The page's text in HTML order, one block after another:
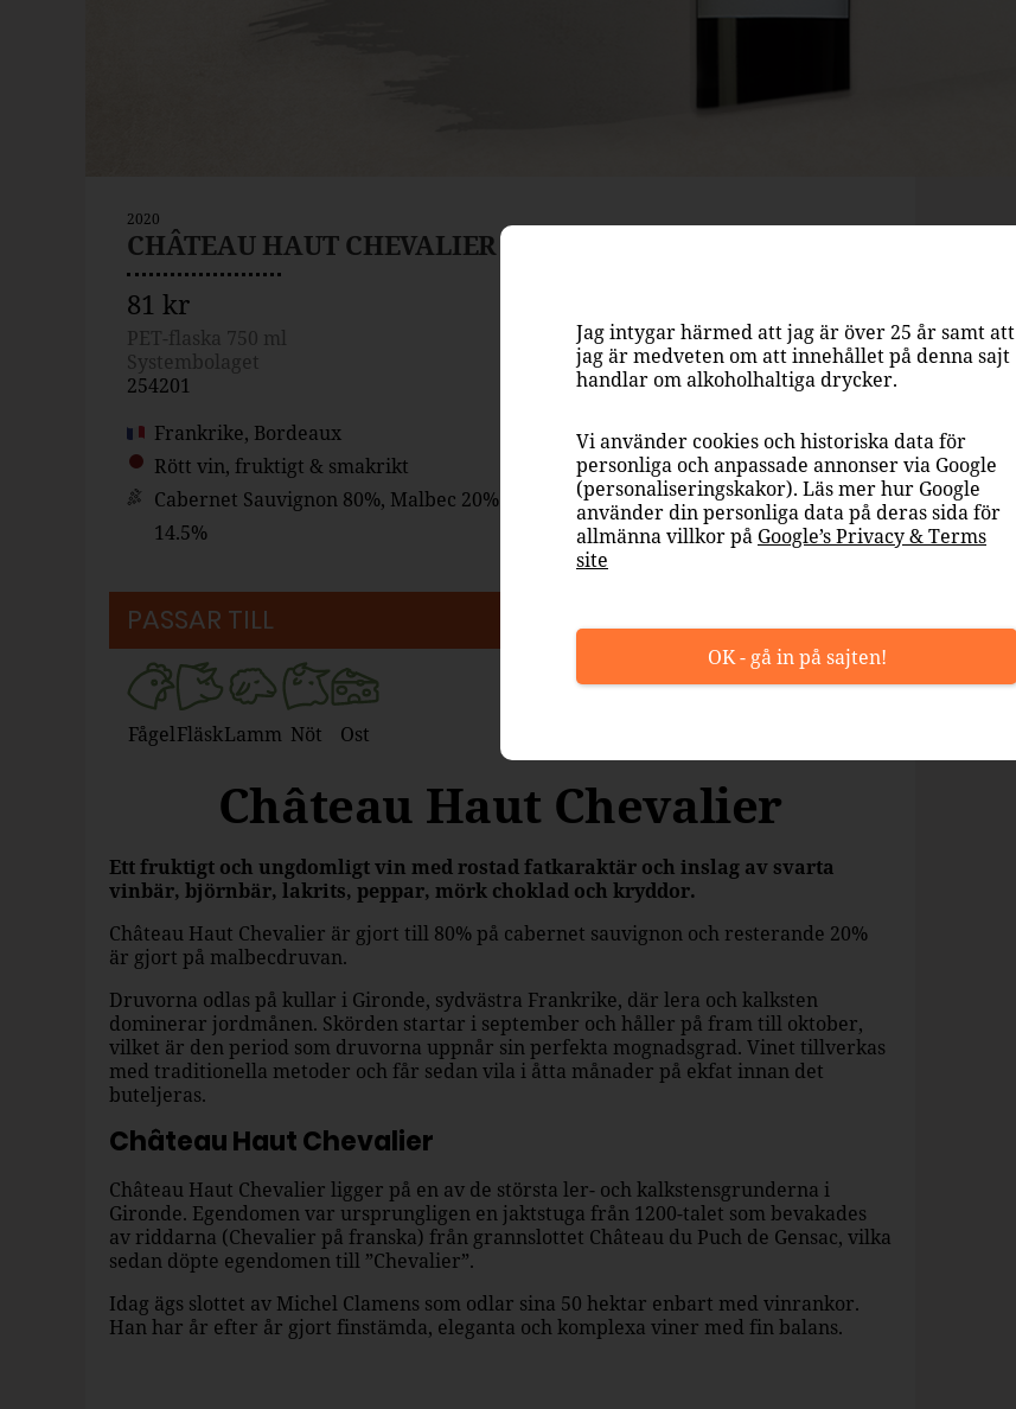
2020
CHÂTEAU HAUT CHEVALIER
81 kr
PET-flaska 750 ml
Systembolaget
254201
Frankrike, Bordeaux
Rött vin, fruktigt & smakrikt
Cabernet Sauvignon 80%, Malbec 20%
14.5%
PASSAR TILL
FågelFläskLamm Nöt Ost
Château Haut Chevalier
Ett fruktigt och ungdomligt vin med rostad fatkaraktär och inslag av svarta
vinbär, björnbär, lakrits, peppar, mörk choklad och kryddor.
Château Haut Chevalier är gjort till 80% på cabernet sauvignon och resterande 20%
är gjort på malbecdruvan.
Druvorna odlas på kullar i Gironde, sydvästra Frankrike, där lera och kalksten
dominerar jordmånen. Skörden startar i september och håller på fram till oktober,
vilket är den period som druvorna uppnår sin perfekta mognadsgrad. Vinet tillverkas
med traditionella metoder och får sedan vila i åtta månader på ekfat innan det
buteljeras.
Château Haut Chevalier
Château Haut Chevalier ligger på en av de största ler- och kalkstensgrunderna i
Gironde. Egendomen var ursprungligen en jaktstuga från 1200-talet som bevakades
av riddarna (Chevalier på franska) från grannslottet Château du Puch de Gensac, vilka
sedan döpte egendomen till ”Chevalier”.
Idag ägs slottet av Michel Clamens som odlar sina 50 hektar enbart med vinrankor.
Han har år efter år gjort finstämda, eleganta och komplexa viner med fin balans.
Jag intygar härmed att jag är över 25 år samt att
jag är medveten om att innehållet på denna sajt
handlar om alkoholhaltiga drycker.
Vi använder cookies och historiska data för
personliga och anpassade annonser via Google
(personaliseringskakor). Läs mer hur Google
använder din personliga data på deras sida för
allmänna villkor på Google’s Privacy & Terms
site
OK - gå in på sajten!